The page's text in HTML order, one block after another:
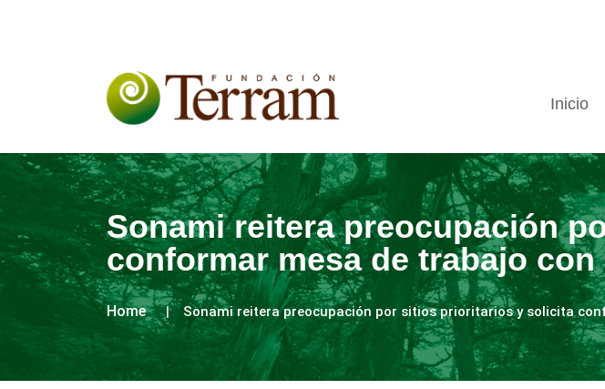
Inicio
Sonami reitera preocupación
conformar mesa de trabajo
Home Sonami reitera preocupación por sitios prioritarios y solicita